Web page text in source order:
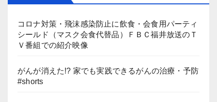
コロナ対策・飛沫感染防止に飲食・会食用パーティ
シールド（マスク会食代替品）ＦＢＣ福井放送のＴ
Ｖ番組での紹介映像
がんが消えた!? 家でも実践できるがんの治療・予防
#shorts